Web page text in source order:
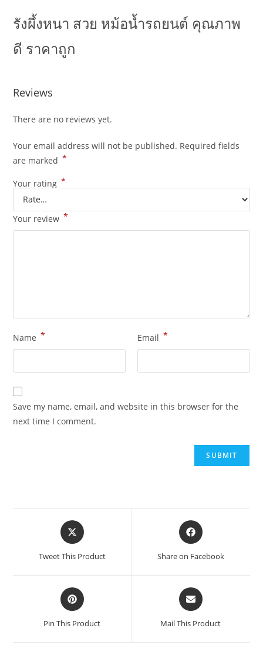
รังผึ้งหนา สวย หม้อน้ำรถยนต์ คุณภาพ
ดี ราคาถูก
Reviews
There are no reviews yet.
Your email address will not be published. Required fields
are marked *
Your rating *
Your review *
Name * Email *
Save my name, email, and website in this browser for the
next time I comment.
Tweet This Product Share on Facebook
Pin This Product Mail This Product